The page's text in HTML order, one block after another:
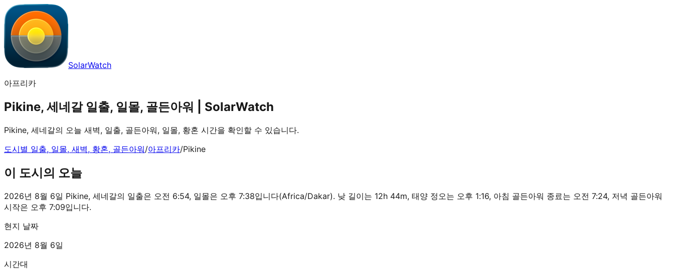
SolarWatch
아프리카
Pikine, 세네갈 일출, 일몰, 골든아워 | SolarWatch
Pikine, 세네갈의 오늘 새벽, 일출, 골든아워, 일몰, 황혼 시간을 확인할 수 있습니다.
도시별 일출, 일몰, 새벽, 황혼, 골든아워/아프리카/Pikine
이 도시의 오늘
2026년 8월 6일 Pikine, 세네갈의 일출은 오전 6:54, 일몰은 오후 7:38입니다(Africa/Dakar). 낮 길이는 12h 44m, 태양 정오는 오후 1:16, 아침 골든아워 종료는 오전 7:24, 저녁 골든아워
시작은 오후 7:09입니다.
현지 날짜
2026년 8월 6일
시간대